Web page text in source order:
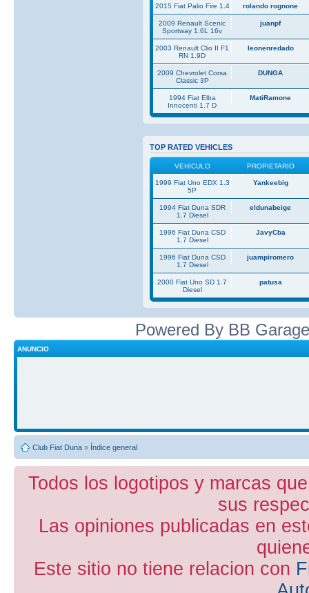
2015 Fiat Palio Fire 1.4 rolando rognone
2009 Renault Scenic
Sportway 1.6L 16v
juanpf
2003 Renault Clio II F1
RN 1.9D
leonenredado
2009 Chevrolet Corsa
Classic 3P
DUNGA
1994 Fiat Elba
Innocenti 1.7 D
MatiRamone
TOP RATED VEHICLES
VEHICULO PROPIETARIO
1999 Fiat Uno EDX 1.3
5P
Yankeebig
1994 Fiat Duna SDR
1.7 Diesel
eldunabeige
1996 Fiat Duna CSD
1.7 Diesel
JavyCba
1996 Fiat Duna CSD
1.7 Diesel
juampiromero
2000 Fiat Uno SD 1.7
Diesel
patusa
Powered By BB
ANUNCIO
Club Fiat Duna » Índice general
Todos los logotipos y marcas
sus
Las opiniones publicadas en
Este sitio no tiene relacion con